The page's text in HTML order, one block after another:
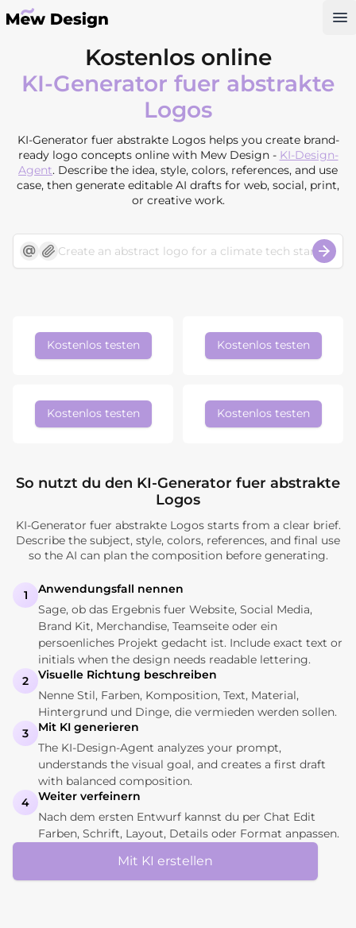
Kostenlos online
KI-Generator fuer abstrakte
Logos
KI-Generator fuer abstrakte Logos helps you create brand-
ready logo concepts online with Mew Design - KI-Design-
Agent. Describe the idea, style, colors, references, and use
case, then generate editable AI drafts for web, social, print,
or creative work.
Kostenlos testen Kostenlos testen
Kostenlos testen Kostenlos testen
So nutzt du den KI-Generator fuer abstrakte
Logos
KI-Generator fuer abstrakte Logos starts from a clear brief.
Describe the subject, style, colors, references, and final use
so the AI can plan the composition before generating.
1
Anwendungsfall nennen
Sage, ob das Ergebnis fuer Website, Social Media,
Brand Kit, Merchandise, Teamseite oder ein
persoenliches Projekt gedacht ist. Include exact text or
initials when the design needs readable lettering.
2
Visuelle Richtung beschreiben
Nenne Stil, Farben, Komposition, Text, Material,
Hintergrund und Dinge, die vermieden werden sollen.
3
Mit KI generieren
The KI-Design-Agent analyzes your prompt,
understands the visual goal, and creates a first draft
with balanced composition.
4
Weiter verfeinern
Nach dem ersten Entwurf kannst du per Chat Edit
Farben, Schrift, Layout, Details oder Format anpassen.
Mit KI erstellen